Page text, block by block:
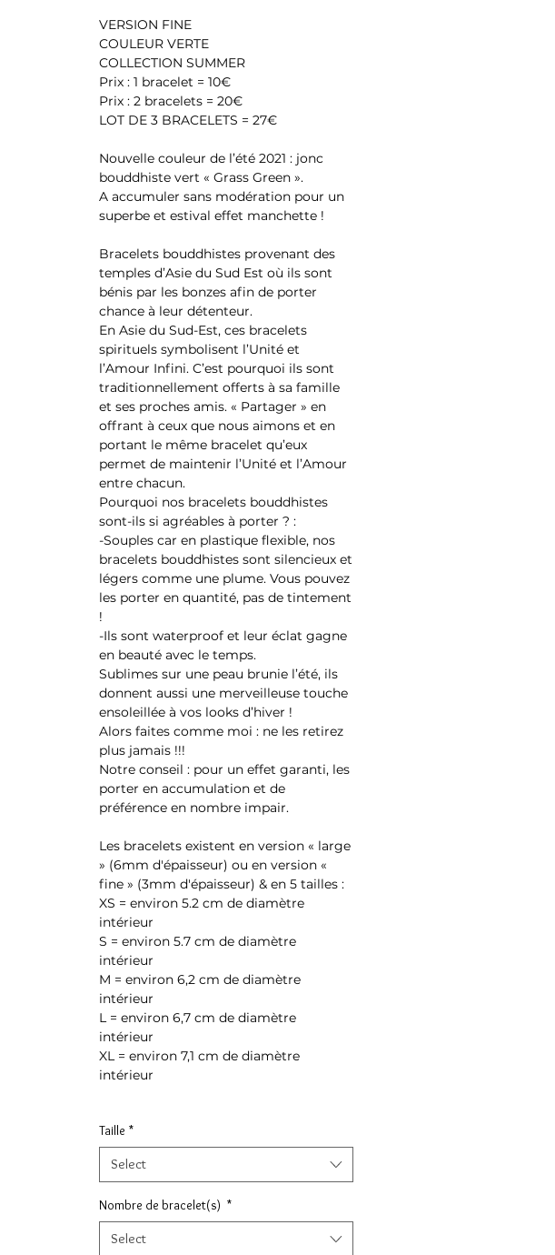
VERSION FINE
COULEUR VERTE
COLLECTION SUMMER
Prix : 1 bracelet = 10€
Prix : 2 bracelets = 20€
LOT DE 3 BRACELETS = 27€
Nouvelle couleur de l’été 2021 : jonc
bouddhiste vert « Grass Green ».
A accumuler sans modération pour un
superbe et estival effet manchette !
Bracelets bouddhistes provenant des
temples d’Asie du Sud Est où ils sont
bénis par les bonzes afin de porter
chance à leur détenteur.
En Asie du Sud-Est, ces bracelets
spirituels symbolisent l’Unité et
l’Amour Infini. C’est pourquoi ils sont
traditionnellement offerts à sa famille
et ses proches amis. « Partager » en
offrant à ceux que nous aimons et en
portant le même bracelet qu’eux
permet de maintenir l’Unité et l’Amour
entre chacun.
Pourquoi nos bracelets bouddhistes
sont-ils si agréables à porter ? :
-Souples car en plastique flexible, nos
bracelets bouddhistes sont silencieux et
légers comme une plume. Vous pouvez
les porter en quantité, pas de tintement
!
-Ils sont waterproof et leur éclat gagne
en beauté avec le temps.
Sublimes sur une peau brunie l’été, ils
donnent aussi une merveilleuse touche
ensoleillée à vos looks d’hiver !
Alors faites comme moi : ne les retirez
plus jamais !!!
Notre conseil : pour un effet garanti, les
porter en accumulation et de
préférence en nombre impair.
Les bracelets existent en version « large
» (6mm d'épaisseur) ou en version «
fine » (3mm d'épaisseur) & en 5 tailles :
XS = environ 5.2 cm de diamètre
intérieur
S = environ 5.7 cm de diamètre
intérieur
M = environ 6,2 cm de diamètre
intérieur
L = environ 6,7 cm de diamètre
intérieur
XL = environ 7,1 cm de diamètre
intérieur
Taille *
Select
Nombre de bracelet(s) *
Select